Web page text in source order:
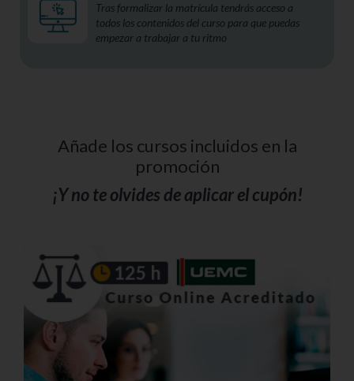
Tras formalizar la matrícula tendrás acceso a
todos los contenidos del curso para que puedas
empezar a trabajar a tu ritmo
Añade los cursos incluidos en la
promoción
¡Y no te olvides de aplicar el cupón!